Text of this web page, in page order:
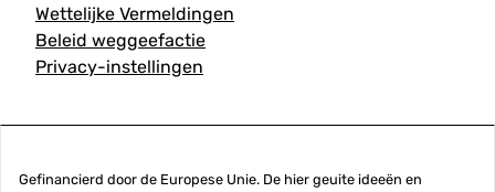
Wettelijke Vermeldingen
Beleid weggeefactie
Privacy-instellingen
Gefinancierd door de Europese Unie. De hier geuite ideeën en